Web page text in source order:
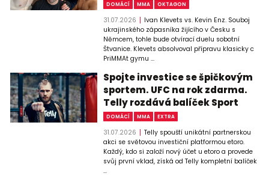
DOMÁCÍ MMA OKTAGON
31.07.2026
Ivan Klevets vs. Kevin Enz. Souboj
ukrajinského zápasníka žijícího v Česku s
Němcem, tohle bude otvírací duelu sobotní
Štvanice. Klevets absolvoval přípravu klasicky c
PriMMAt gymu ...
Spojte investice se špičkovým
sportem. UFC na rok zdarma.
Telly rozdává balíček Sport
DOMÁCÍ MMA EXTRA
31.07.2026
Telly spouští unikátní partnerskou
akci se světovou investiční platformou etoro.
Každý, kdo si založí nový účet u etoro a provede
svůj první vklad, získá od Telly kompletní balíček
...